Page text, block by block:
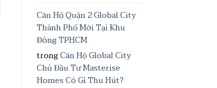
Căn Hộ Quận 2 Global City
Thành Phố Mới Tại Khu
Đông TPHCM
trongCăn Hộ Global City
Chủ Đầu Tư Masterise
Homes Có Gì Thu Hút?